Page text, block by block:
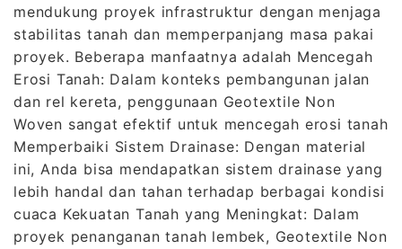
mendukung proyek infrastruktur dengan menjaga
stabilitas tanah dan memperpanjang masa pakai
proyek. Beberapa manfaatnya adalah Mencegah
Erosi Tanah: Dalam konteks pembangunan jalan
dan rel kereta, penggunaan Geotextile Non
Woven sangat efektif untuk mencegah erosi tanah
Memperbaiki Sistem Drainase: Dengan material
ini, Anda bisa mendapatkan sistem drainase yang
lebih handal dan tahan terhadap berbagai kondisi
cuaca Kekuatan Tanah yang Meningkat: Dalam
proyek penanganan tanah lembek, Geotextile Non